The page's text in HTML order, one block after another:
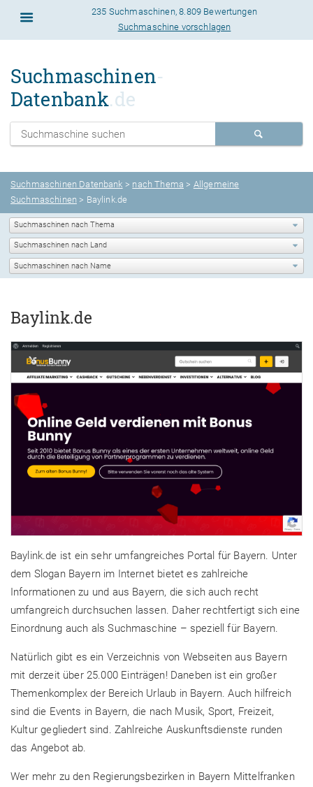
235 Suchmaschinen,8.809 Bewertungen
Suchmaschine vorschlagen
Suchmaschinen-
Datenbank.de
Suchmaschinen Datenbank > nach Thema > Allgemeine
Suchmaschinen > Baylink.de
Baylink.de
Baylink.de ist ein sehr umfangreiches Portal für Bayern. Unter
dem Slogan Bayern im Internet bietet es zahlreiche
Informationen zu und aus Bayern, die sich auch recht
umfangreich durchsuchen lassen. Daher rechtfertigt sich eine
Einordnung auch als Suchmaschine – speziell für Bayern.
Natürlich gibt es ein Verzeichnis von Webseiten aus Bayern
mit derzeit über 25.000 Einträgen! Daneben ist ein großer
Themenkomplex der Bereich Urlaub in Bayern. Auch hilfreich
sind die Events in Bayern, die nach Musik, Sport, Freizeit,
Kultur gegliedert sind. Zahlreiche Auskunftsdienste runden
das Angebot ab.
Wer mehr zu den Regierungsbezirken in Bayern Mittelfranken